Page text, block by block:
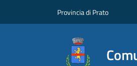
Provincia di Prato